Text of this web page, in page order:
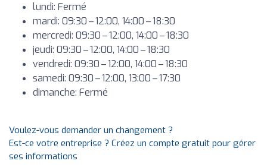
lundi: Fermé
mardi: 09:30 – 12:00, 14:00 – 18:30
mercredi: 09:30 – 12:00, 14:00 – 18:30
jeudi: 09:30 – 12:00, 14:00 – 18:30
vendredi: 09:30 – 12:00, 14:00 – 18:30
samedi: 09:30 – 12:00, 13:00 – 17:30
dimanche: Fermé
Voulez-vous demander un changement ?
Est-ce votre entreprise ? Créez un compte gratuit pour gérer
ses informations